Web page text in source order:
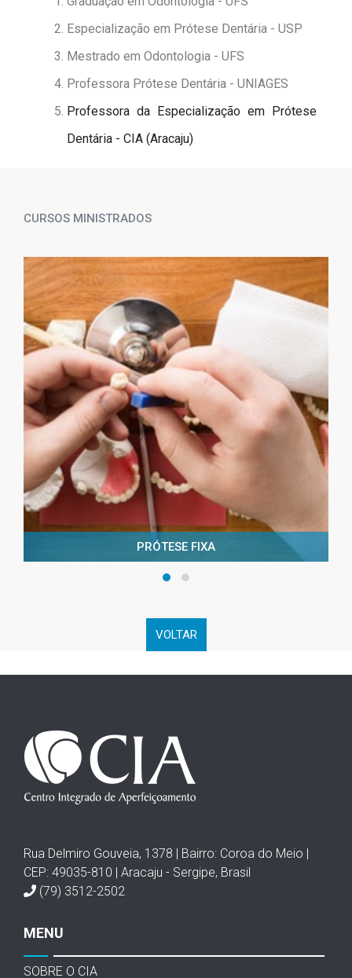
Especialização em Prótese Dentária - USP
Mestrado em Odontologia - UFS
Professora Prótese Dentária - UNIAGES
Professora da Especialização em Prótese
Dentária - CIA (Aracaju)
CURSOS MINISTRADOS
PRÓTESE FIXA
VOLTAR
Rua Delmiro Gouveia, 1378 | Bairro: Coroa do Meio |
CEP: 49035-810 | Aracaju - Sergipe, Brasil
(79) 3512-2502
MENU
SOBRE O CIA